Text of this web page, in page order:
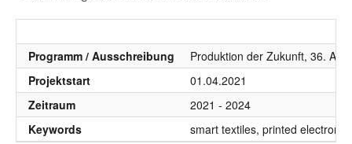
Programm / Ausschreibung
Produktion der Zukunft, 36. AS
Projektstart
01.04.2021
Zeitraum
2021 - 2024
Keywords
smart textiles, printed